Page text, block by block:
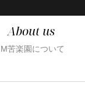
About us
M苦楽園について